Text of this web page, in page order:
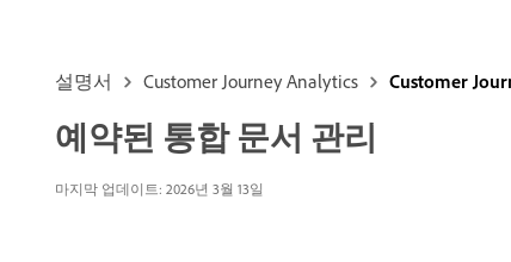
설명서 Customer Journey Analytics Customer
예약된 통합 문서 관리
마지막 업데이트: 2026년 3월 13일